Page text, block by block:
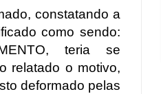
constatando a
como sendo:
teria se
relatado o motivo,
deformado pelas